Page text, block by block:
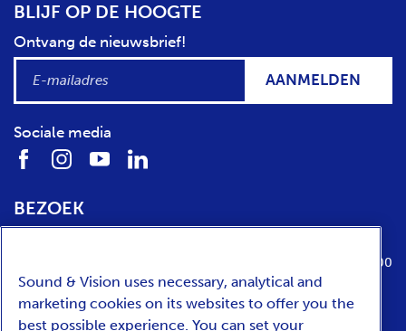
BLIJF OP DE HOOGTE
Ontvang de nieuwsbrief!
AANMELDEN
Sociale media
BEZOEK
1217 WE Hilversum
dinsdag t/m zondag van 10:00 tot 17:00
Sound & Vision uses necessary, analytical and
marketing cookies on its websites to offer you the
best possible experience. You can set your